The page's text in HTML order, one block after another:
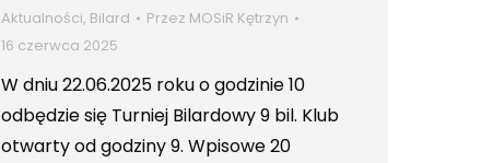
Aktualności, Bilard Przez MOSiR Kętrzyn
16 czerwca 2025
W dniu 22.06.2025 roku o godzinie 10
odbędzie się Turniej Bilardowy 9 bil. Klub
otwarty od godziny 9. Wpisowe 20